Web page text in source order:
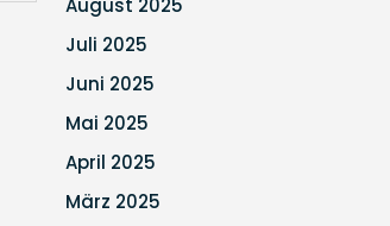
August 2025
Juli 2025
Juni 2025
Mai 2025
April 2025
März 2025